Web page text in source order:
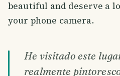
beautiful and deserve a
your phone camera.
He visitado este
realmente